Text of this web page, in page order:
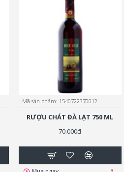
Mã sản phẩm: 1540722370012
RƯỢU CHÁT ĐÀ LẠT 750 ML
70.000đ